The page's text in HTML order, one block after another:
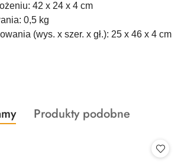
42 x 24 x 4 cm
0,5 kg
(wys. x szer. x gł.): 25 x 46 x 4 cm
produktów
Produkty
Produkty podobne